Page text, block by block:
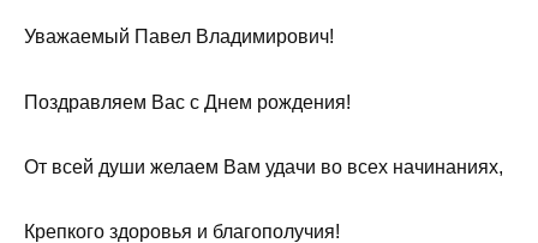
Уважаемый Павел Владимирович!
Поздравляем Вас с Днем рождения!
От всей души желаем Вам удачи во всех начинаниях,
Крепкого здоровья и благополучия!